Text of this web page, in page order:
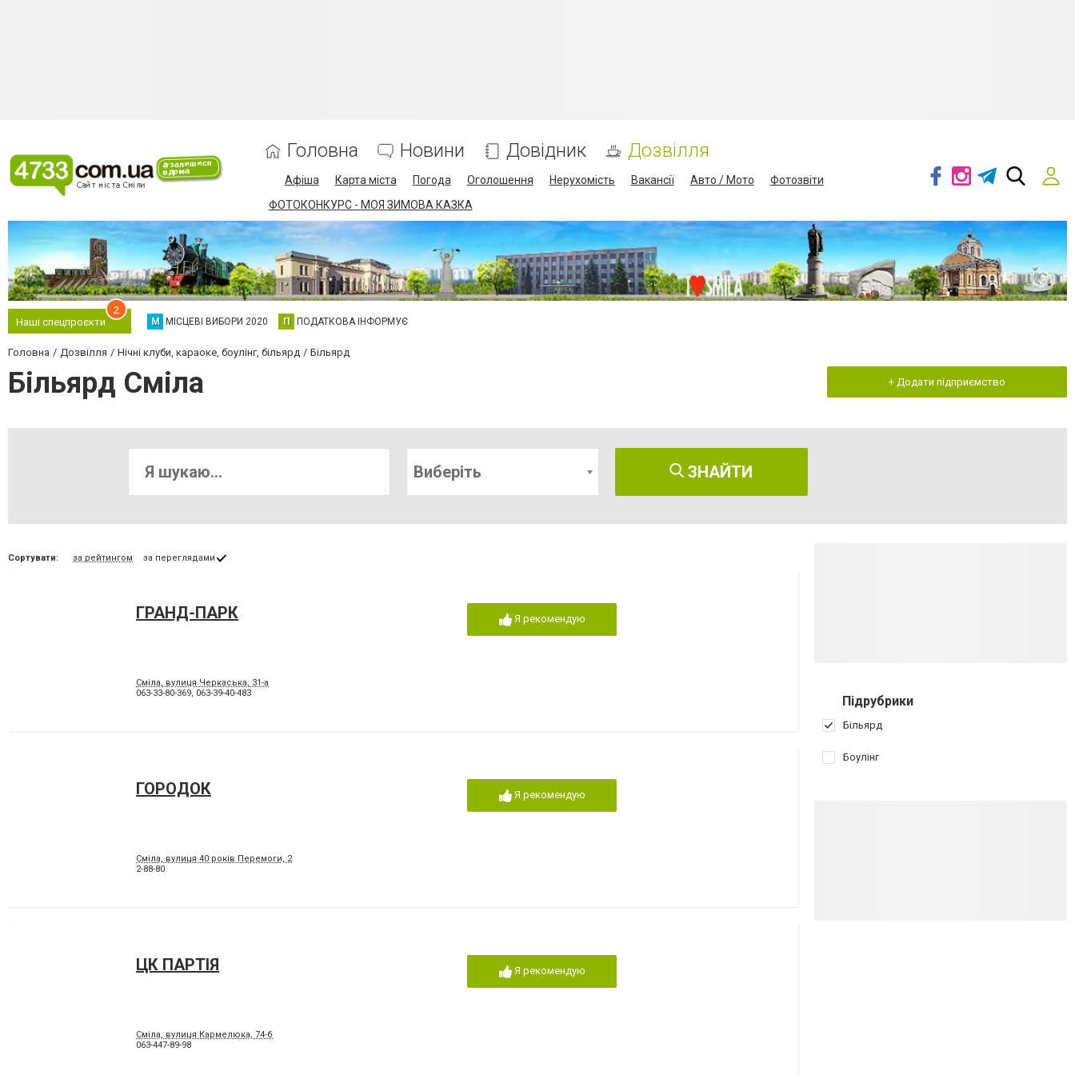
Головна Новини Довідник Дозвілля
Афіша Карта міста Погода Оголошення Нерухомість Вакансії Авто / Мото
Фотозвіти
ФОТОКОНКУРС - МОЯ ЗИМОВА КАЗКА
Наші спецпроєкти
2
М МІСЦЕВІ ВИБОРИ 2020 П ПОДАТКОВА ІНФОРМУЄ
Головна Дозвілля Нічні клуби, караоке, боулінг, більярд Більярд
Більярд Сміла + Додати підприємство
Виберіть ЗНАЙТИ
Сортувати: за рейтингом за переглядами
ГРАНД-ПАРК
Сміла, вулиця Черкаська, 31-а
063-33-80-369, 063-39-40-483
Я рекомендую
ГОРОДОК
Сміла, вулиця 40 років Перемоги, 2
2-88-80
Я рекомендую
ЦК ПАРТІЯ
Сміла, вулиця Кармелюка, 74-б
063-447-89-98
Я рекомендую
Підрубрики
Більярд
Боулінг